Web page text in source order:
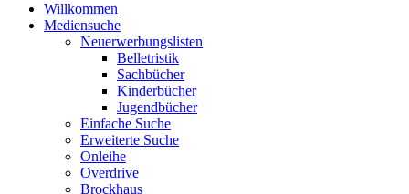
Willkommen
Mediensuche
Neuerwerbungslisten
Belletristik
Sachbücher
Kinderbücher
Jugendbücher
Einfache Suche
Erweiterte Suche
Onleihe
Overdrive
Brockhaus